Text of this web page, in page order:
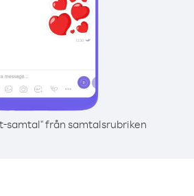
samtal" från samtalsrubriken